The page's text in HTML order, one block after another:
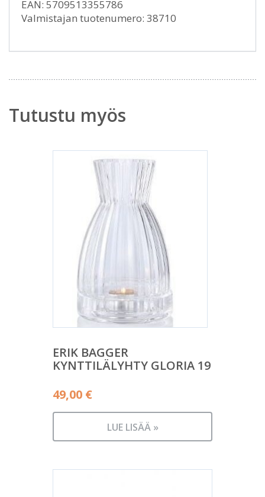
EAN: 5709513355786
Valmistajan tuotenumero: 38710
Tutustu myös
ERIK BAGGER
KYNTTILÄLYHTY GLORIA 19
49,00 €
LUE LISÄÄ »